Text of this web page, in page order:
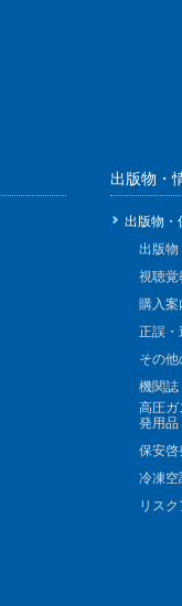
出版物・
出版物・
出版物
視聴覚
購入案
正誤・
その
機関誌
高圧ガ
発用品
保安啓
冷凍空
リスク